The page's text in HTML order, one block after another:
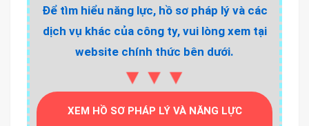
Để tìm hiểu năng lực, hồ sơ pháp lý và các
dịch vụ khác của công ty, vui lòng xem tại
website chính thức bên dưới.
▼▼▼
XEM HỒ SƠ PHÁP LÝ VÀ NĂNG LỰC